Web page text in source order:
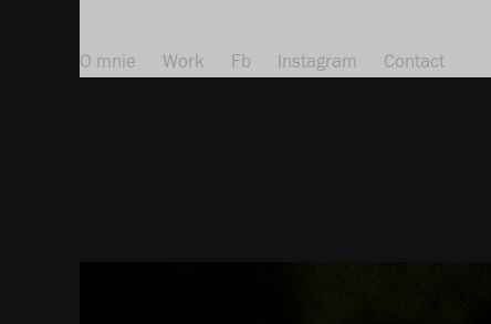
O mnie Work Fb Instagram Contact